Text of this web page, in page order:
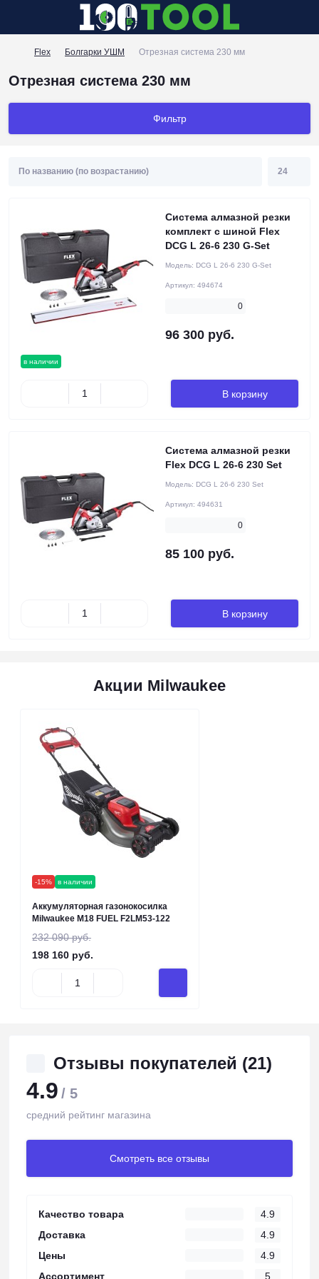
Flex Болгарки УШМ Отрезная система 230 мм
Отрезная система 230 мм
Фильтр
в наличии
Система алмазной резки
комплект с шиной Flex
DCG L 26-6 230 G-Set
Модель: DCG L 26-6 230 G-Set
Артикул: 494674
0
96 300 руб.
В корзину
Система алмазной резки
Flex DCG L 26-6 230 Set
Модель: DCG L 26-6 230 Set
Артикул: 494631
0
85 100 руб.
В корзину
Акции Milwaukee
-15% в наличии
Аккумуляторная газонокосилка
Milwaukee M18 FUEL F2LM53-122
232 090 руб.
198 160 руб.
Отзывы покупателей (21)
4.9 / 5
средний рейтинг магазина
Смотреть все отзывы
Качество товара
4.9
Доставка
4.9
Цены
4.9
Ассортимент
5